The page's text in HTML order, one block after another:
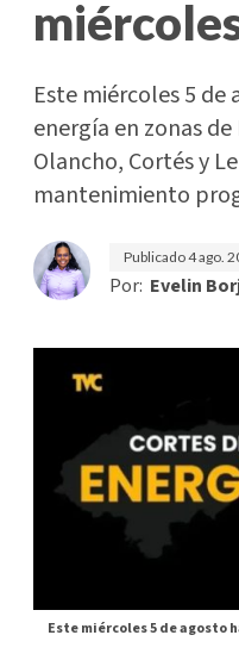
Este miércoles 5
energía en zonas
Olancho, Cortés y
mantenimiento
Publicado4 ago.
Por: Evelin
Este miércoles 5 de agosto